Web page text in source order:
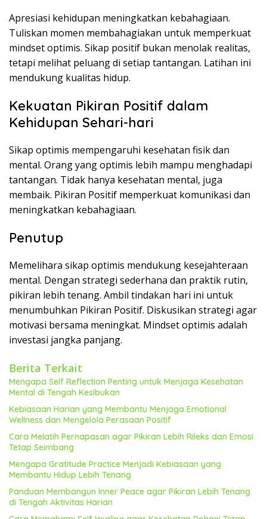
Apresiasi kehidupan meningkatkan kebahagiaan.
Tuliskan momen membahagiakan untuk memperkuat
mindset optimis. Sikap positif bukan menolak realitas,
tetapi melihat peluang di setiap tantangan. Latihan ini
mendukung kualitas hidup.
Kekuatan Pikiran Positif dalam
Kehidupan Sehari-hari
Sikap optimis mempengaruhi kesehatan fisik dan
mental. Orang yang optimis lebih mampu menghadapi
tantangan. Tidak hanya kesehatan mental, juga
membaik. Pikiran Positif memperkuat komunikasi dan
meningkatkan kebahagiaan.
Penutup
Memelihara sikap optimis mendukung kesejahteraan
mental. Dengan strategi sederhana dan praktik rutin,
pikiran lebih tenang. Ambil tindakan hari ini untuk
menumbuhkan Pikiran Positif. Diskusikan strategi agar
motivasi bersama meningkat. Mindset optimis adalah
investasi jangka panjang.
Berita Terkait
Mengapa Self Reflection Penting untuk Menjaga Kesehatan
Mental di Tengah Kesibukan
Kebiasaan Harian yang Membantu Menjaga Emotional
Wellness dan Mengelola Perasaan Positif
Cara Melatih Pernapasan agar Pikiran Lebih Rileks dan Emosi
Tetap Seimbang
Mengapa Gratitude Practice Menjadi Kebiasaan yang
Membantu Hidup Lebih Tenang
Panduan Membangun Inner Peace agar Pikiran Lebih Tenang
di Tengah Aktivitas Harian